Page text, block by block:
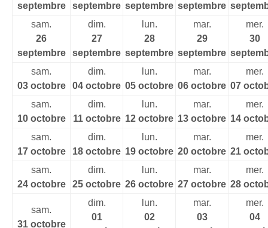
septembre
septembre septembre septembre
sam.
26
septembre
dim.
27
septembre
lun.
28
septembre
mar.
29
septembre
mer.
30
sam.
03 octobre
dim.
04 octobre
lun.
05 octobre
mar.
06 octobre
mer.
07
sam.
10 octobre
dim.
11 octobre
lun.
12 octobre
mar.
13 octobre
mer.
14
sam.
17 octobre
dim.
18 octobre
lun.
19 octobre
mar.
20 octobre
mer.
21
sam.
24 octobre
dim.
25 octobre
lun.
26 octobre
mar.
27 octobre
mer.
28
sam.
31 octobre
dim.
01
lun.
02
mar.
03
mer.
04